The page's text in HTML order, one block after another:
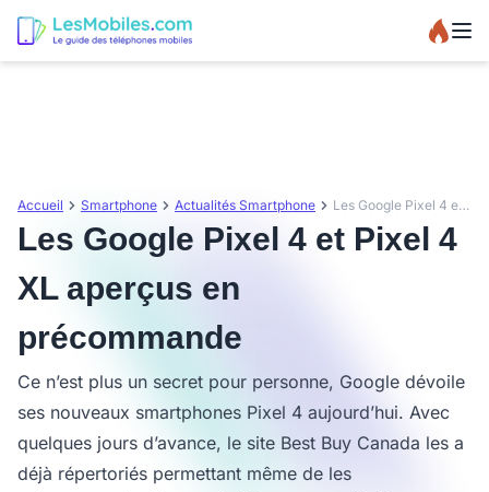
Accueil Smartphone Actualités Smartphone Les Google Pixel 4 et Pixel 4 XL aperçus en précommande
Les Google Pixel 4 et Pixel 4
XL aperçus en
précommande
Ce n’est plus un secret pour personne, Google dévoile
ses nouveaux smartphones Pixel 4 aujourd’hui. Avec
quelques jours d’avance, le site Best Buy Canada les a
déjà répertoriés permettant même de les